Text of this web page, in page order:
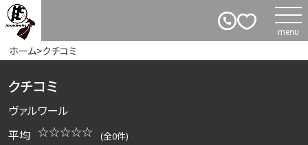
ホーム>クチコミ
クチコミ
ヴァルワール
平均 ☆☆☆☆☆ (全0件)